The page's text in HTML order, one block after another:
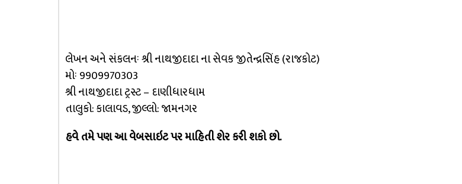
લેખન અને સંકલનઃ શ્રી નાથજીદાદા ના સેવક જીતેન્દ્રસિંહ (રાજકોટ)
મોઃ 9909970303
શ્રી નાથજીદાદા ટ્રસ્ટ – દાણીધારધામ
તાલુકો: કાલાવડ, જીલ્લો: જામનગર
હવે તમે પણ આ વેબસાઇટ પર માહિતી શેર કરી શકો છો.